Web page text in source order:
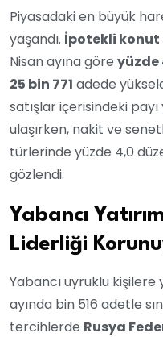
Piyasadaki en büyük
yaşandı. İpotekli konut
Nisan ayına göre yüzde
25 bin 771 adede
satışlar içerisindeki
ulaşırken, nakit ve
türlerinde yüzde 4,0
gözlendi.
Yabancı
Liderliği
Yabancı uyruklu kişilere
ayında bin 516 adetle
tercihlerde Rusya